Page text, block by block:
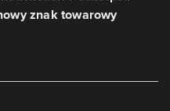
znak towarowy